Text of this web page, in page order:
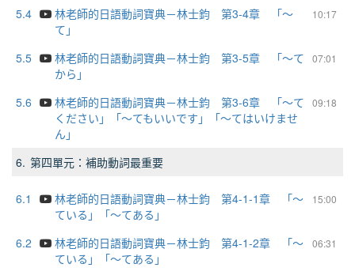
5.4
10:17
林老師的日語動詞寶典－林士鈞 第3-4章 「～
て」
5.5
07:01
林老師的日語動詞寶典－林士鈞 第3-5章 「～て
から」
5.6
09:18
林老師的日語動詞寶典－林士鈞 第3-6章 「～て
ください」「～てもいいです」「～てはいけませ
ん」
6. 第四單元：補助動詞最重要
6.1 15:00
林老師的日語動詞寶典－林士鈞 第4-1-1章 「～
ている」「～てある」
6.2
06:31
林老師的日語動詞寶典－林士鈞 第4-1-2章 「～
ている」「～てある」